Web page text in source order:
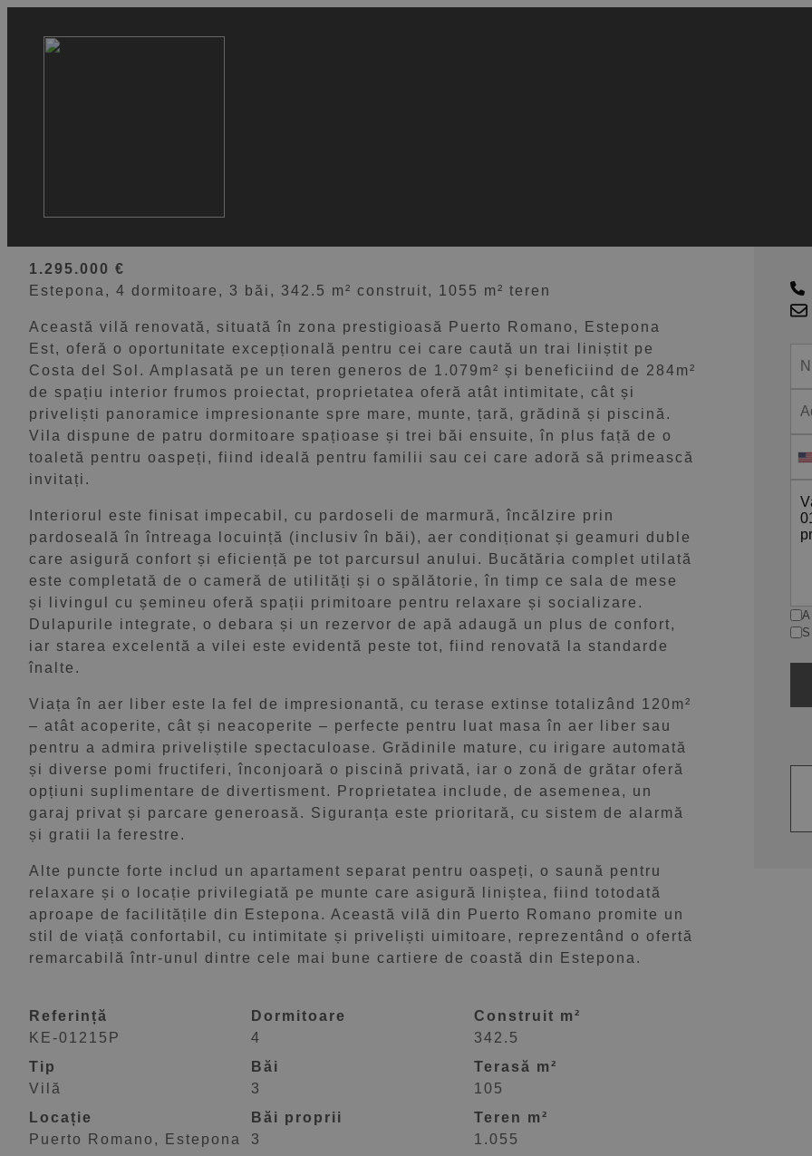
1.295.000 €
Estepona, 4 dormitoare, 3 băi, 342.5 m² construit, 1055 m² teren
Această vilă renovată, situată în zona prestigioasă Puerto Romano, Estepona
Est, oferă o oportunitate excepțională pentru cei care caută un trai liniștit pe
Costa del Sol. Amplasată pe un teren generos de 1.079m² și beneficiind de 284m²
de spațiu interior frumos proiectat, proprietatea oferă atât intimitate, cât și
priveliști panoramice impresionante spre mare, munte, țară, grădină și piscină.
Vila dispune de patru dormitoare spațioase și trei băi ensuite, în plus față de o
toaletă pentru oaspeți, fiind ideală pentru familii sau cei care adoră să primească
invitați.
Interiorul este finisat impecabil, cu pardoseli de marmură, încălzire prin
pardoseală în întreaga locuință (inclusiv în băi), aer condiționat și geamuri duble
care asigură confort și eficiență pe tot parcursul anului. Bucătăria complet utilată
este completată de o cameră de utilități și o spălătorie, în timp ce sala de mese
și livingul cu șemineu oferă spații primitoare pentru relaxare și socializare.
Dulapurile integrate, o debara și un rezervor de apă adaugă un plus de confort,
iar starea excelentă a vilei este evidentă peste tot, fiind renovată la standarde
înalte.
Viața în aer liber este la fel de impresionantă, cu terase extinse totalizând 120m²
– atât acoperite, cât și neacoperite – perfecte pentru luat masa în aer liber sau
pentru a admira priveliștile spectaculoase. Grădinile mature, cu irigare automată
și diverse pomi fructiferi, înconjoară o piscină privată, iar o zonă de grătar oferă
opțiuni suplimentare de divertisment. Proprietatea include, de asemenea, un
garaj privat și parcare generoasă. Siguranța este prioritară, cu sistem de alarmă
și gratii la ferestre.
Alte puncte forte includ un apartament separat pentru oaspeți, o saună pentru
relaxare și o locație privilegiată pe munte care asigură liniștea, fiind totodată
aproape de facilitățile din Estepona. Această vilă din Puerto Romano promite un
stil de viață confortabil, cu intimitate și priveliști uimitoare, reprezentând o ofertă
remarcabilă într-unul dintre cele mai bune cartiere de coastă din Estepona.
Referință
KE-01215P
Tip
Vilă
Locație
Puerto Romano, Estepona
Dormitoare
4
Băi
3
Băi proprii
3
Construit m²
342.5
Terasă m²
105
Teren m²
1.055